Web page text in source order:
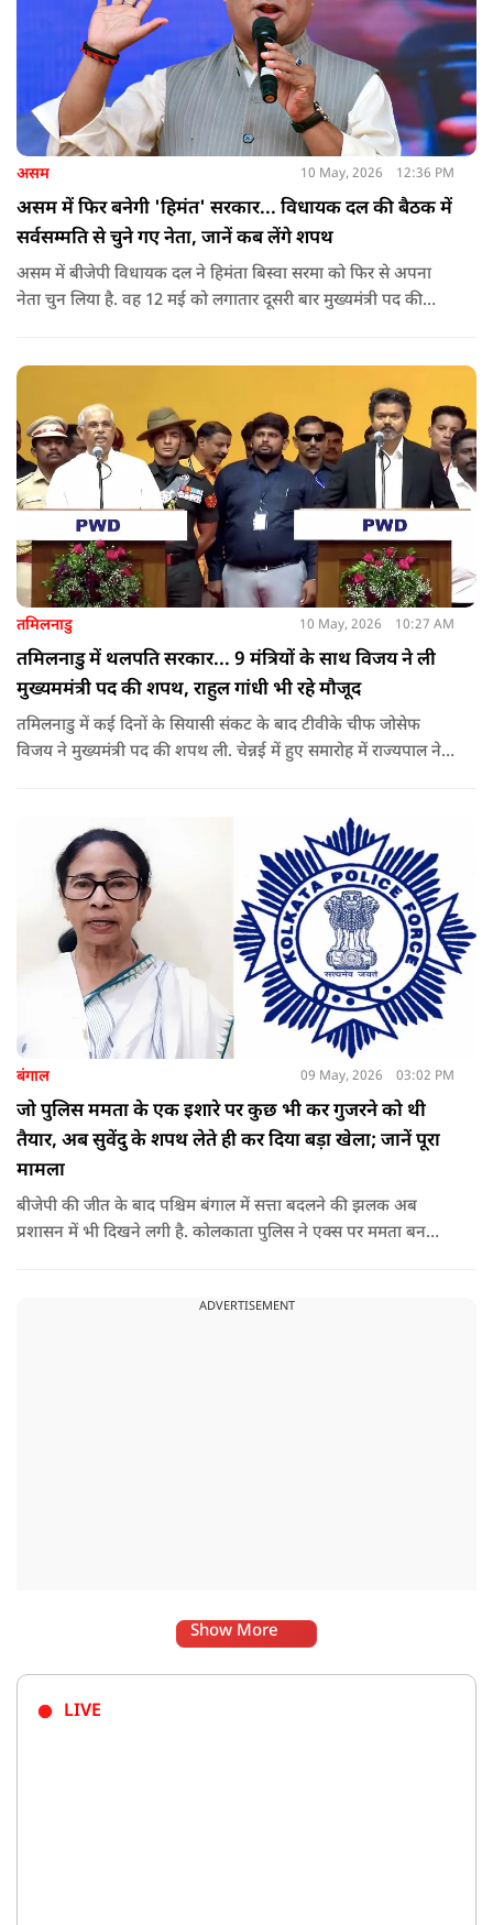
असम 10 May, 2026 12:36 PM
असम में फिर बनेगी 'हिमंत' सरकार... विधायक दल की बैठक में
सर्वसम्मति से चुने गए नेता, जानें कब लेंगे शपथ
असम में बीजेपी विधायक दल ने हिमंता बिस्वा सरमा को फिर से अपना
नेता चुन लिया है. वह 12 मई को लगातार दूसरी बार मुख्यमंत्री पद की
तमिलनाडु 10 May, 2026 10:27 AM
तमिलनाडु में थलपति सरकार... 9 मंत्रियों के साथ विजय ने ली
मुख्यममंत्री पद की शपथ, राहुल गांधी भी रहे मौजूद
तमिलनाडु में कई दिनों के सियासी संकट के बाद टीवीके चीफ जोसेफ
विजय ने मुख्यमंत्री पद की शपथ ली. चेन्नई में हुए समारोह में राज्यपाल ने
बंगाल 09 May, 2026 03:02 PM
जो पुलिस ममता के एक इशारे पर कुछ भी कर गुजरने को थी
तैयार, अब सुवेंदु के शपथ लेते ही कर दिया बड़ा खेला; जानें पूरा
मामला
बीजेपी की जीत के बाद पश्चिम बंगाल में सत्ता बदलने की झलक अब
प्रशासन में भी दिखने लगी है. कोलकाता पुलिस ने एक्स पर ममता बनर्जी
ADVERTISEMENT
Show More
LIVE